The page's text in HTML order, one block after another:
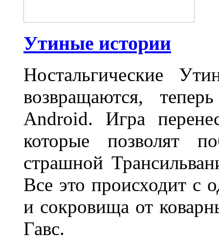
Утиные истории
Ностальгические
возвращаются,
Android. Игра
которые позволят
страшной
Все это происходит с
и сокровища от
Гавс.